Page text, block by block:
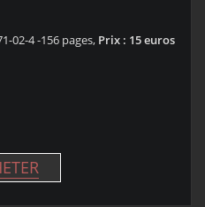
02-4 -156 pages, Prix : 15 euros